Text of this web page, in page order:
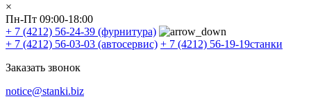
×
Пн-Пт 09:00-18:00
+ 7 (4212) 56-24-39 (фурнитура)
+ 7 (4212) 56-03-03 (автосервис) + 7 (4212) 56-19-19станки
Заказать звонок
notice@stanki.biz